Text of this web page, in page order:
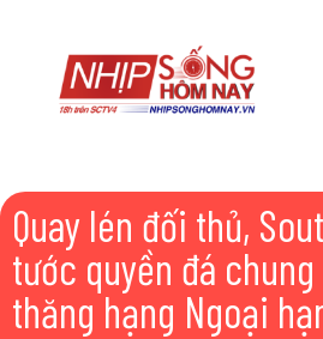
Quay lén đối thủ,
tước quyền đá
thăng hạng Ngoại